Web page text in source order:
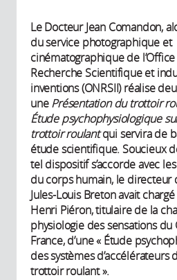
Le Docteur Jean Comandon,
du service photographique et
cinématographique de
Recherche Scientifique et
inventions (ONRSII) réalise
unePrésentation du trottoir
Étude psychophysiologique
trottoir roulantqui servira de
étude scientifique. Soucieux
tel dispositif s’accorde avec
du corps humain, le directeur
Jules-Louis Breton avait
Henri Piéron, titulaire de la
physiologie des sensations du
France, d’une « Étude
des systèmes d’accélérateurs
trottoir roulant ».